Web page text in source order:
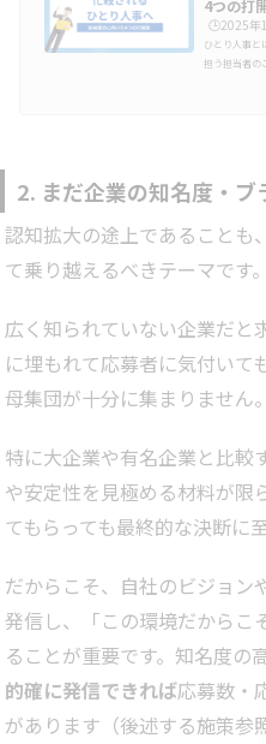
4つの打
🕒️2025年
ひとり人事と
担う担当者の
一人で担う「
2. まだ企業の知名度・
認知拡大の途上であることも
て乗り越えるべきテーマです。
広く知られていない企業だと
に埋もれて応募者に気付いて
母集団が十分に集まりません。
特に大企業や有名企業と比較
や安定性を見極める材料が限
てもらっても最終的な決断に
だからこそ、自社のビジョン
発信し、「この環境だからこ
ることが重要です。知名度の
的確に発信できれば応募数・
があります（後述する施策参